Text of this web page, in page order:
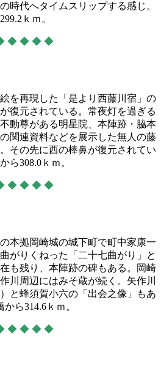
時代へタイムスリップする感じ。
ｋｍ。
◆ ◆ ◆ ◆
を再現した「是より西藤川宿」の
復元されている。常夜灯を過ぎる
動尊がある明星院、本陣跡・脇本
関連資料などを展示した無人の藤
その先に西の棒鼻が復元されてい
ら308.0ｋｍ。
◆ ◆ ◆ ◆
本拠岡崎城の城下町で町中家康一
がりくねった「二十七曲がり」と
も残り、本陣跡の碑もある。岡崎
川周辺にはみそ蔵が続く。矢作川
と蜂須賀小六の「出会之像」もあ
ら314.6ｋｍ。
◆ ◆ ◆ ◆